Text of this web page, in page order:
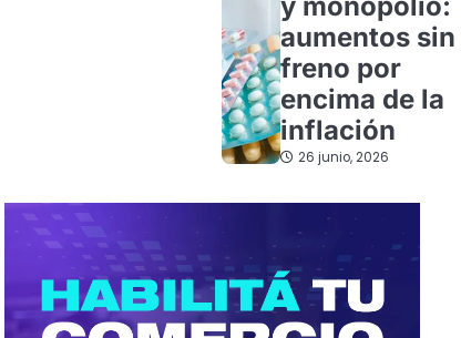
aumentos sin
freno por
encima de la
inflación
26 junio, 2026